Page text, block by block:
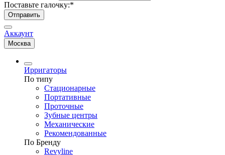
Поставьте галочку:*
Отправить
Аккаунт
Москва
Ирригаторы
По типу
Стационарные
Портативные
Проточные
Зубные центры
Механические
Рекомендованные
По Бренду
Revyline